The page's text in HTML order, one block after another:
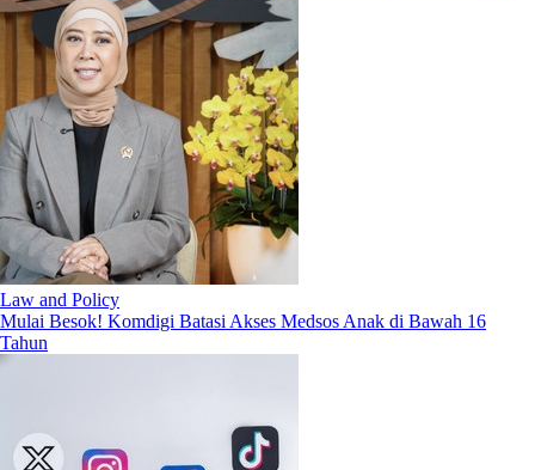
Law and Policy
Mulai Besok! Komdigi Batasi Akses Medsos Anak di Bawah 16
Tahun